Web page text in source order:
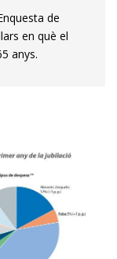
de
en què el
anys.